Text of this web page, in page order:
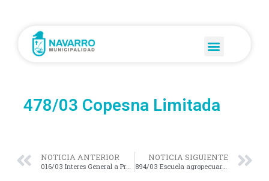
478/03 Copesna Limitada
NOTICIA ANTERIOR
016/03 Interes General a Pro Huerta
NOTICIA SIGUIENTE
894/03 Escuela agropecuaria Nº 1